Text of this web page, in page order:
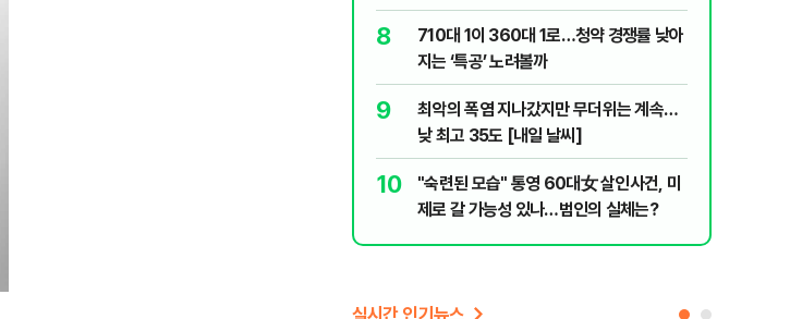
어디?
3
"출근길에 우연히 복권 샀는데…" 1등 5억
원 당첨자 사연은?
4
경찰, 드라마 '김부장' 제작사 회장 수사…
자본시장법 위반 의혹
5
김민석, 제주·인천서 정청래 누르고 1위…
누적 결과도 金 선두